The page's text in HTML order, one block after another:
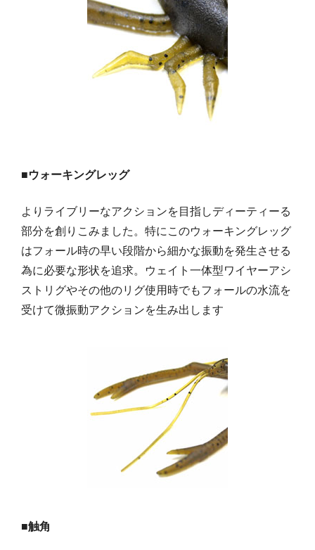
■ウォーキングレッグ
よりライブリーなアクションを目指しディーティーる
部分を創りこみました。特にこのウォーキングレッグ
はフォール時の早い段階から細かな振動を発生させる
為に必要な形状を追求。ウェイト一体型ワイヤーアシ
ストリグやその他のリグ使用時でもフォールの水流を
受けて微振動アクションを生み出します
■触角